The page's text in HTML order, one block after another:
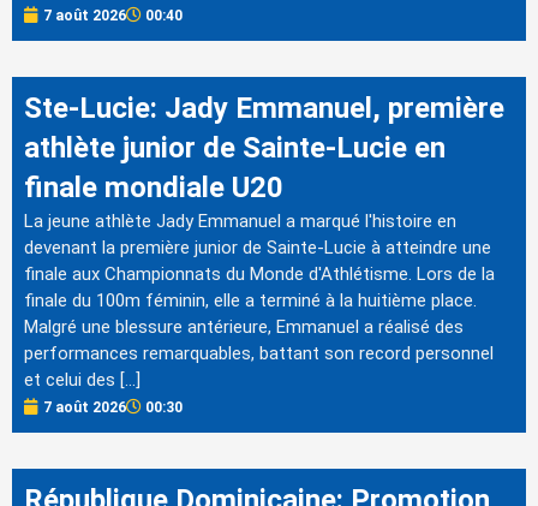
7 août 2026 00:40
Ste-Lucie: Jady Emmanuel, première
athlète junior de Sainte-Lucie en
finale mondiale U20
La jeune athlète Jady Emmanuel a marqué l'histoire en
devenant la première junior de Sainte-Lucie à atteindre une
finale aux Championnats du Monde d'Athlétisme. Lors de la
finale du 100m féminin, elle a terminé à la huitième place.
Malgré une blessure antérieure, Emmanuel a réalisé des
performances remarquables, battant son record personnel
et celui des […]
7 août 2026 00:30